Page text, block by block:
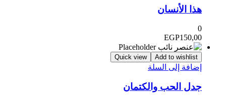
هذا الأنسان
0
EGP150,00
Add to wishlist
Quick view
إضافة إلى السلة
جدل الحب والكتمان